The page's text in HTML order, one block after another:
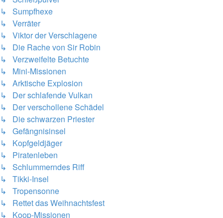
↳ Sumpfhexe
↳ Verräter
↳ Viktor der Verschlagene
↳ Die Rache von Sir Robin
↳ Verzweifelte Betuchte
↳ Mini-Missionen
↳ Arktische Explosion
↳ Der schlafende Vulkan
↳ Der verschollene Schädel
↳ Die schwarzen Priester
↳ Gefängnisinsel
↳ Kopfgeldjäger
↳ Piratenleben
↳ Schlummerndes Riff
↳ Tikki-Insel
↳ Tropensonne
↳ Rettet das Weihnachtsfest
↳ Koop-Missionen